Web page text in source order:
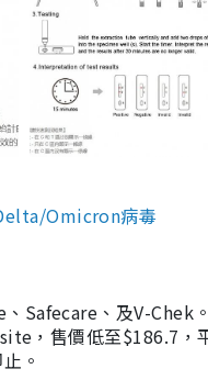
Omicron病毒
Safecare、及V-Chek
，售價低至$186.7，
。